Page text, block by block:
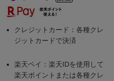
クレジットカード：各種クレ
ジットカードで決済
楽天ペイ：楽天IDを使用して
楽天ポイントまたは各種クレ